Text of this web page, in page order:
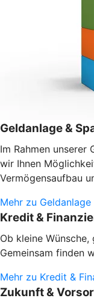
Geldanlage &
Im Rahmen unserer
wir Ihnen
Vermögensaufbau
Mehr zu Geldanlage
Kredit &
Ob kleine
Gemeinsam finden
Mehr zu Kredit &
Zukunft &